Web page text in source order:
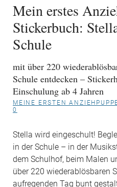
Mein erstes
Stickerbuch:
Schule
mit über 220
Schule entdecken –
Einschulung ab 4 Jahren
MEINE ERSTEN
0
Stella wird eingeschult!
in der Schule – in der
dem Schulhof, beim Malen
über 220 wiederablösbaren
aufregenden Tag bunt